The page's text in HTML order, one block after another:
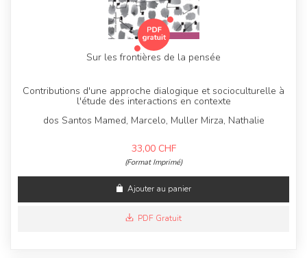
Sur les frontières de la pensée
Contributions d'une approche dialogique et socioculturelle à
l'étude des interactions en contexte
dos Santos Mamed, Marcelo, Muller Mirza, Nathalie
33,00 CHF
(Format Imprimé)
Ajouter au panier
PDF Gratuit